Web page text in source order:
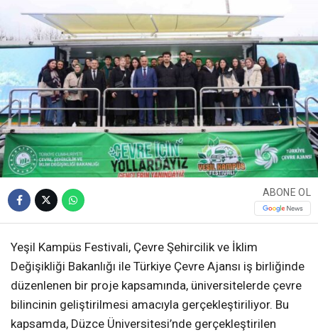
ABONE OL
Yeşil Kampüs Festivali, Çevre Şehircilik ve İklim
Değişikliği Bakanlığı ile Türkiye Çevre Ajansı iş birliğinde
düzenlenen bir proje kapsamında, üniversitelerde çevre
bilincinin geliştirilmesi amacıyla gerçekleştiriliyor. Bu
kapsamda, Düzce Üniversitesi’nde gerçekleştirilen